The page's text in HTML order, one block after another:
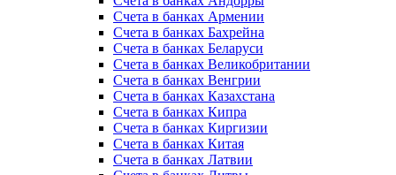
Счета в банках Армении
Счета в банках Бахрейна
Счета в банках Беларуси
Счета в банках Великобритании
Счета в банках Венгрии
Счета в банках Казахстана
Счета в банках Кипра
Счета в банках Киргизии
Счета в банках Китая
Счета в банках Латвии